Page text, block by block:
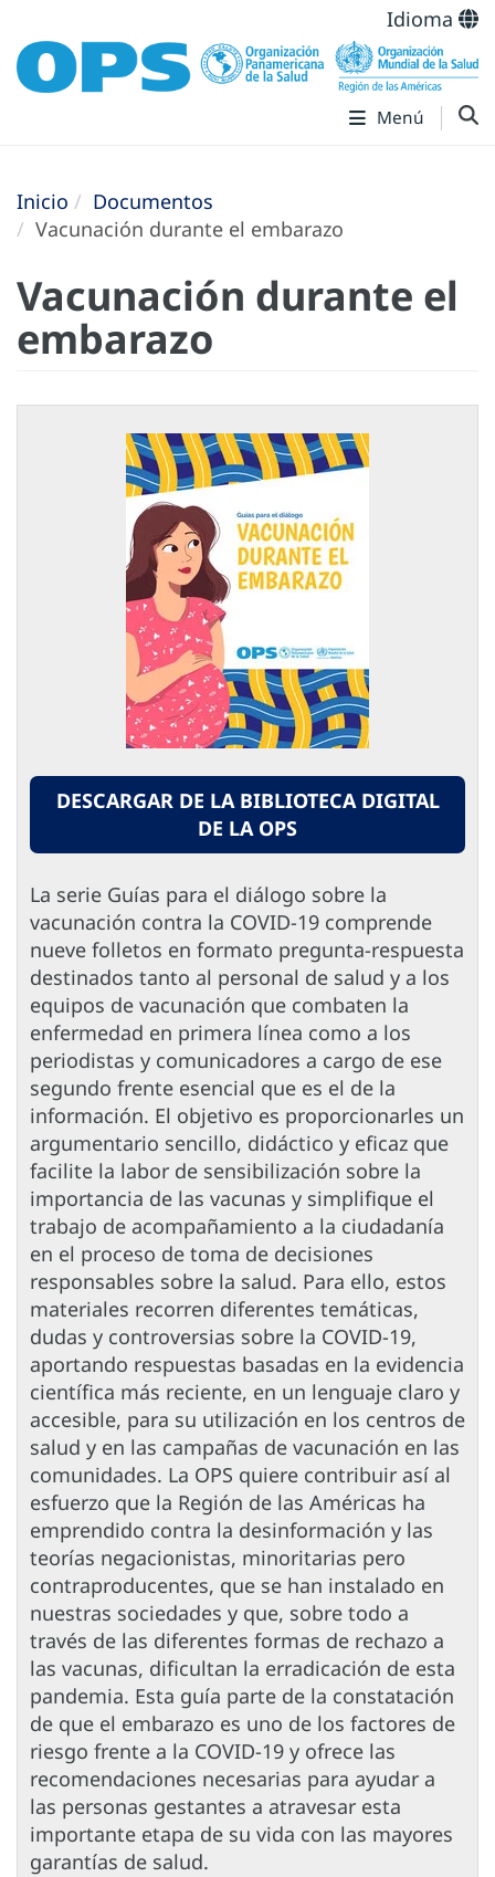
Idioma
Menú
Inicio
Documentos
Vacunación durante el embarazo
Vacunación durante el
embarazo
DESCARGAR DE LA BIBLIOTECA DIGITAL
DE LA OPS
La serie Guías para el diálogo sobre la
vacunación contra la COVID-19 comprende
nueve folletos en formato pregunta-respuesta
destinados tanto al personal de salud y a los
equipos de vacunación que combaten la
enfermedad en primera línea como a los
periodistas y comunicadores a cargo de ese
segundo frente esencial que es el de la
información. El objetivo es proporcionarles un
argumentario sencillo, didáctico y eficaz que
facilite la labor de sensibilización sobre la
importancia de las vacunas y simplifique el
trabajo de acompañamiento a la ciudadanía
en el proceso de toma de decisiones
responsables sobre la salud. Para ello, estos
materiales recorren diferentes temáticas,
dudas y controversias sobre la COVID-19,
aportando respuestas basadas en la evidencia
científica más reciente, en un lenguaje claro y
accesible, para su utilización en los centros de
salud y en las campañas de vacunación en las
comunidades. La OPS quiere contribuir así al
esfuerzo que la Región de las Américas ha
emprendido contra la desinformación y las
teorías negacionistas, minoritarias pero
contraproducentes, que se han instalado en
nuestras sociedades y que, sobre todo a
través de las diferentes formas de rechazo a
las vacunas, dificultan la erradicación de esta
pandemia. Esta guía parte de la constatación
de que el embarazo es uno de los factores de
riesgo frente a la COVID-19 y ofrece las
recomendaciones necesarias para ayudar a
las personas gestantes a atravesar esta
importante etapa de su vida con las mayores
garantías de salud.